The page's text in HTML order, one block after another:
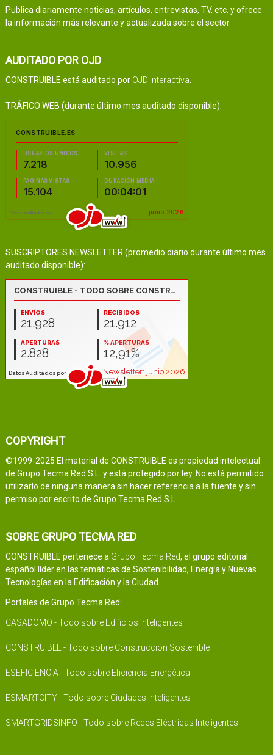
Publica diariamente noticias, artículos, entrevistas, TV, etc. y ofrece
la información más relevante y actualizada sobre el sector.
AUDITADO POR OJD
CONSTRUIBLE está auditado por OJD Interactiva
TRÁFICO WEB (durante último mes auditado disponible):
SUSCRIPTORES NEWSLETTER (promedio diario durante último mes
auditado disponible):
COPYRIGHT
©1999-2025 El material de CONSTRUIBLE es propiedad intelectual
de Grupo Tecma Red S.L. y está protegido por ley. No está permitido
utilizarlo de ninguna manera sin hacer referencia a la fuente y sin
permiso por escrito de Grupo Tecma Red S.L.
SOBRE GRUPO TECMA RED
CONSTRUIBLE pertenece a Grupo Tecma Red, el grupo editorial
español líder en las temáticas de Sostenibilidad, Energía y Nuevas
Tecnologías en la Edificación y la Ciudad.
Portales de Grupo Tecma Red:
CASADOMO - Todo sobre Edificios Inteligentes
CONSTRUIBLE - Todo sobre Construcción Sostenible
ESEFICIENCIA - Todo sobre Eficiencia Energética
ESMARTCITY - Todo sobre Ciudades Inteligentes
SMARTGRIDSINFO - Todo sobre Redes Eléctricas Inteligentes